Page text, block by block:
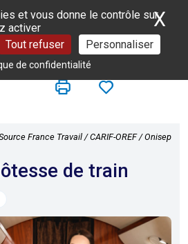
et vous donne le contrôle sur
activer
Tout refuser Personnaliser
de confidentialité
X
France Travail / CARIF-OREF / Onisep
de train